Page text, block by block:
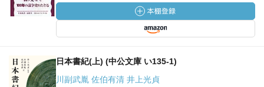
日本書紀(上) (中公文庫 い135-1)
川副武胤 佐伯有清 井上光貞